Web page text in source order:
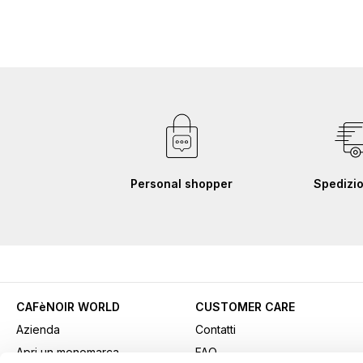
Personal shopper
CAFèNOIR WORLD
Azienda
Apri un monomarca
CUSTOMER CARE
Contatti
FAQ